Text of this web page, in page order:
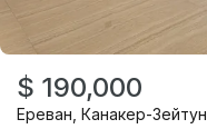
$ 190,000
Ереван Канакер-Зейтун